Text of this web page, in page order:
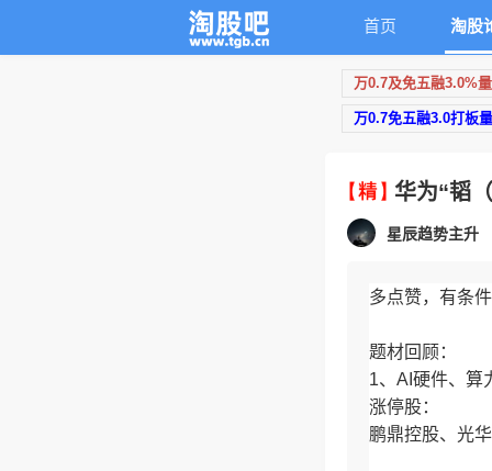
首页 淘股
万0.7及免五融3.0%
万0.7免五融3.0打板
华为“韬
星辰趋势主升
多点赞，有条
题材回顾：
1、AI硬件、算
涨停股：
鹏鼎控股、光